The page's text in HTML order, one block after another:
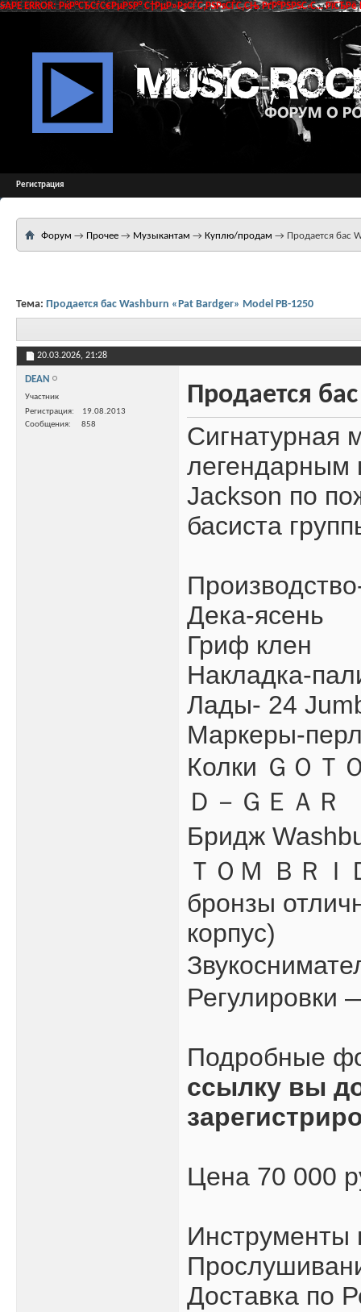
SAPE ERROR: РќР°СЂСѓС€РµРЅР° С†РµР»РѕСЃС‚РЅРѕСЃС‚СЊ РґР°РЅРЅС‹С…
Регистрация
Форум → Прочее → Музыкантам → Куплю/продам → Продается бас
Тема: Продается бас Washburn «Pat Bardger» Model PB-1250
20.03.2026, 21:28
DEAN
Участник
Регистрация
19.08.2013
Сообщения
858
Продается
Сигнатурная
легендарным
Jackson по
басиста
Дека-ясень
Гриф клен
Накладка-
Лады- 24
Маркеры-
Колки ＧＯＴ
Ｄ－ＧＥＡＲ
Бридж
ＴＯＭ ＢＲＩ
бронзы
корпус)
Регулировки
Подробные
ссылку вы
Цена 70 000
Инструменты
Доставка по